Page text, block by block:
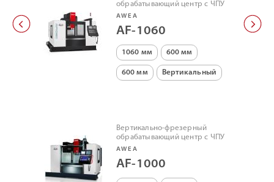
обрабатывающий центр с ЧПУ
AWEA
AF-1060
1060 мм 600 мм
600 мм Вертикальный
Вертикально-фрезерный
обрабатывающий центр с ЧПУ
AWEA
AF-1000